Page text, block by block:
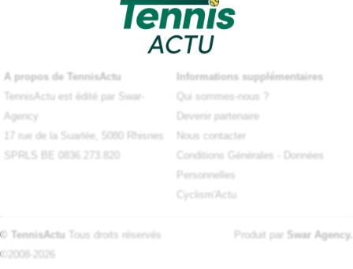
A propos de TennisActu
TennisActu est édité par Swar-
Agency
17 rue de la Suarlée, 5080 Rhisnes
SPRLS BE 0836.273.820
Informations supplémentaires
Qui sommes-nous ?
Devenir partenaire
Nous contacter
Conditions Générales
Données
Personnelles
Cyclism'Actu
© TennisActu Tous droits réservés
©2008-2026
Produit par Swar Agency.